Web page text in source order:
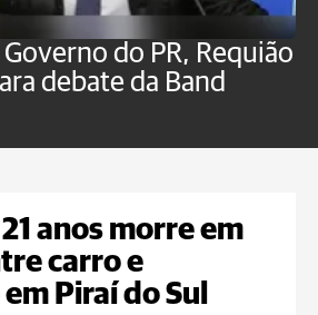
do PR, Requião
debate da Band
anos morre em
carro e
Piraí do Sul